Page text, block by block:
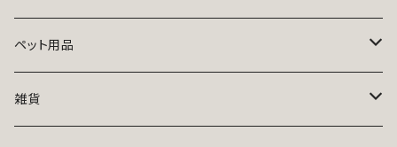
トップス
ニット
ボトムス
ペット用品
ベッド
雑貨